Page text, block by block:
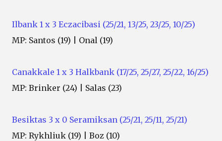
Ilbank 1 x 3 Eczacibasi (25/21, 13/25, 23/25, 10/25)
MP: Santos (19) | Onal (19)
Canakkale 1 x 3 Halkbank (17/25, 25/27, 25/22, 16/25)
MP: Brinker (24) | Salas (23)
Besiktas 3 x 0 Seramiksan (25/21, 25/11, 25/21)
MP: Rykhliuk (19) | Boz (10)